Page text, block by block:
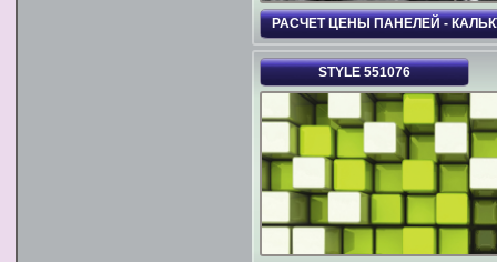
РАСЧЕТ ЦЕНЫ ПАНЕЛЕЙ -
STYLE 551076